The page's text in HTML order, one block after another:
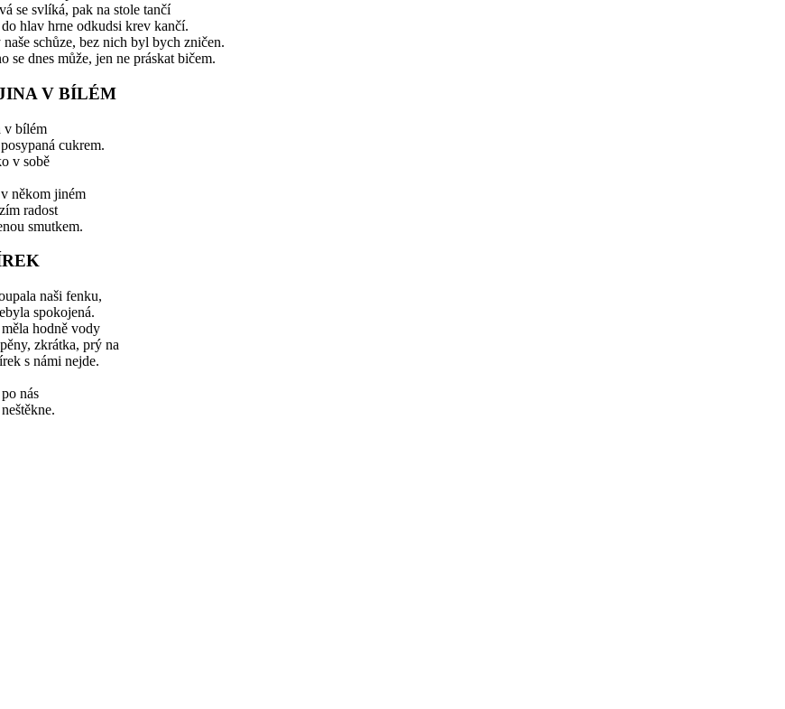
se svlíká, pak na stole tančí
do hlav hrne odkudsi krev kančí.
schůze, bez nich byl bych zničen.
se dnes může, jen ne práskat bičem.
V BÍLÉM
v bílém
cukrem.
v sobě
někom jiném
radost
smutkem.
naši fenku,
spokojená.
hodně vody
zkrátka, prý na
s námi nejde.
nás